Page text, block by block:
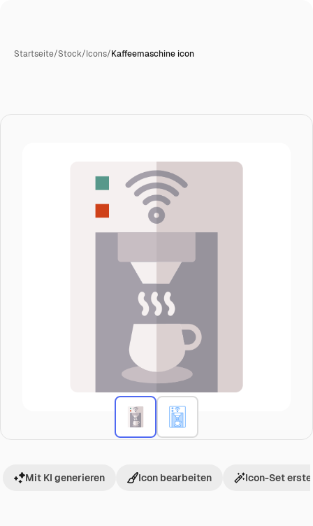
Startseite/Stock/Icons/Kaffeemaschine icon
Mit KI generieren Icon bearbeiten Icon-Set